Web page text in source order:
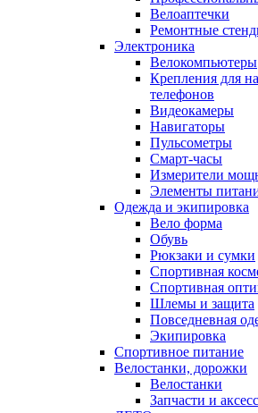
Велоаптечки
Ремонтные
Электроника
Велокомпьютеры
Крепления для
телефонов
Видеокамеры
Навигаторы
Пульсометры
Смарт-часы
Измерители
Элементы
Одежда и экипировка
Вело форма
Обувь
Рюкзаки и сумки
Спортивная
Спортивная
Шлемы и защита
Повседневная
Экипировка
Спортивное питание
Велостанки, дорожки
Велостанки
Запчасти и